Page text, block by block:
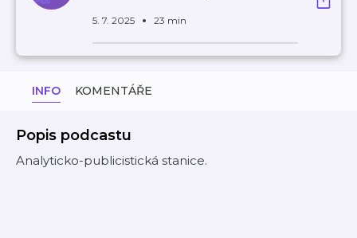
5. 7. 2025 23 min
INFO KOMENTÁŘE
Popis podcastu
Analyticko-publicistická stanice.